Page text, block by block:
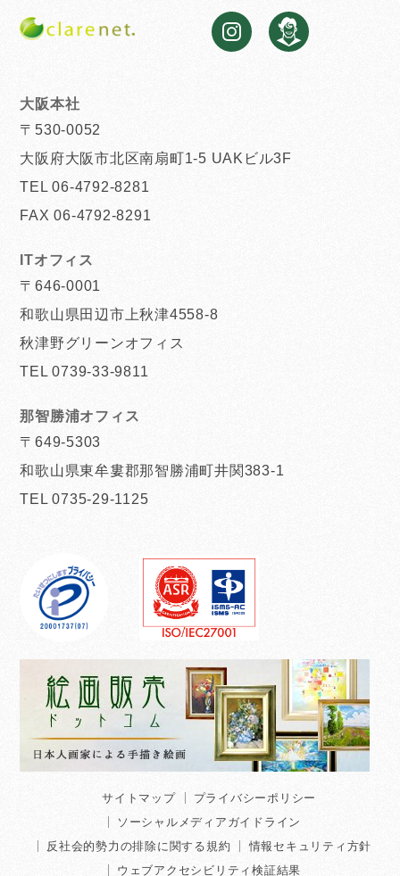
大阪本社
〒530-0052
大阪府大阪市北区南扇町1-5 UAKビル3F
TEL 06-4792-8281
FAX 06-4792-8291
ITオフィス
〒646-0001
和歌山県田辺市上秋津4558-8
秋津野グリーンオフィス
TEL 0739-33-9811
那智勝浦オフィス
〒649-5303
和歌山県東牟婁郡那智勝浦町井関383-1
TEL 0735-29-1125
サイトマップ
プライバシーポリシー
ソーシャルメディアガイドライン
反社会的勢力の排除に関する規約
情報セキュリティ方針
ウェブアクセシビリティ検証結果